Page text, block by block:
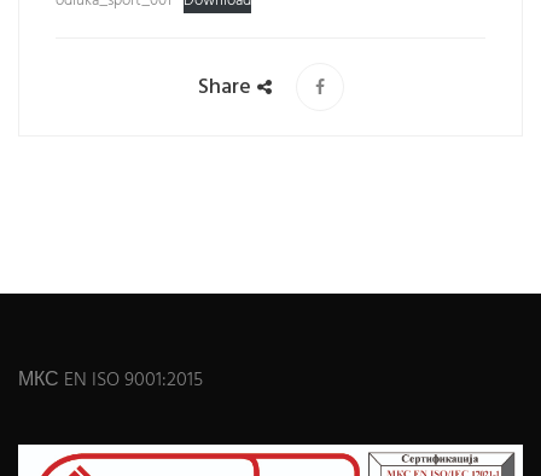
Share
МКС EN ISO 9001:2015